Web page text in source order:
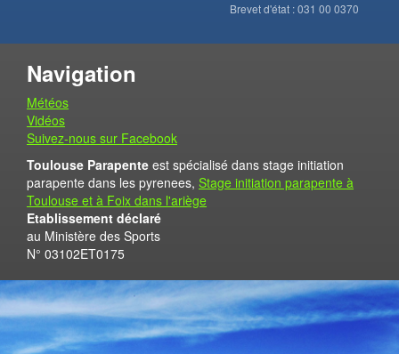
Brevet d'état : 031 00 0370
Navigation
Météos
Vidéos
Suivez-nous sur Facebook
Toulouse Parapente est spécialisé dans stage initiation
parapente dans les pyrenees, Stage initiation parapente à
Toulouse et à Foix dans l'ariège
Etablissement déclaré
au Ministère des Sports
N° 03102ET0175